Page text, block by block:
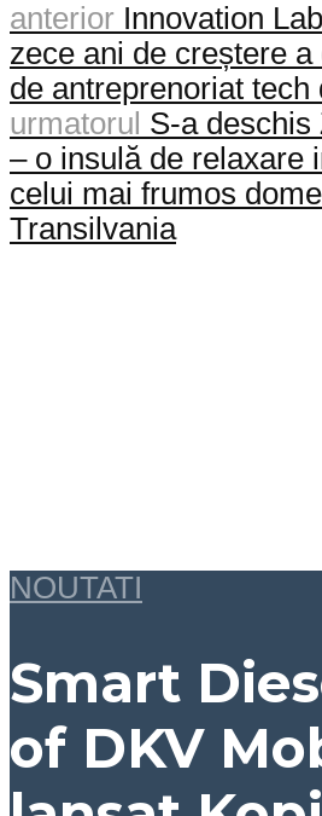
anterior Innovation
zece ani de creștere
de antreprenoriat tech
urmatorul S-a deschis
– o insulă de relaxare
celui mai frumos
Transilvania
NOUTATI
Smart
of DKV